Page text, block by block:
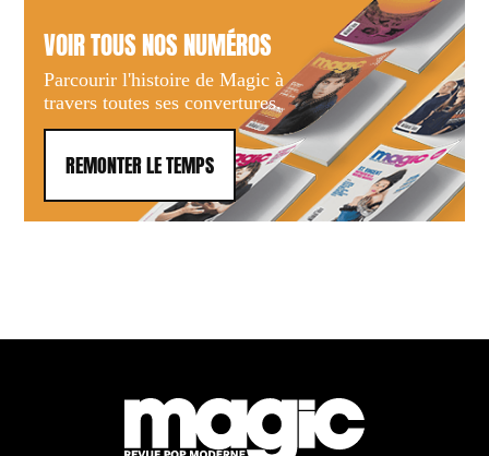
VOIR TOUS NOS NUMÉROS
Parcourir l'histoire de Magic à
travers toutes ses convertures.
REMONTER LE TEMPS